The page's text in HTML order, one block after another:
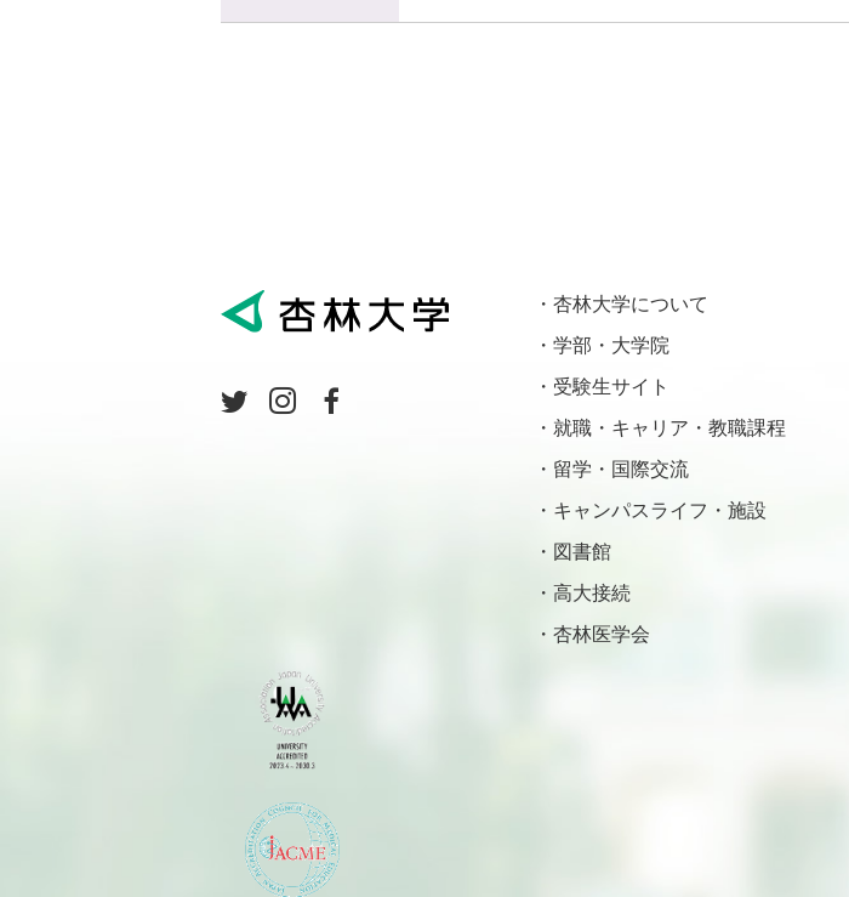
杏林大学について
学部・大学院
受験生サイト
就職・キャリア・教職課程
留学・国際交流
キャンパスライフ・施設
図書館
高大接続
杏林医学会